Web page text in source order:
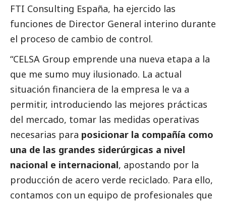
FTI Consulting España, ha ejercido las
funciones de Director General interino durante
el proceso de cambio de control.
“CELSA Group emprende una nueva etapa a la
que me sumo muy ilusionado. La actual
situación financiera de la empresa le va a
permitir, introduciendo las mejores prácticas
del mercado, tomar las medidas operativas
necesarias para posicionar la compañía como
una de las grandes siderúrgicas a nivel
nacional e internacional, apostando por la
producción de acero verde reciclado. Para ello,
contamos con un equipo de profesionales que